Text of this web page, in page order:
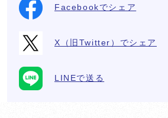
Facebookでシェア
X（旧Twitter）でシェア
LINEで送る